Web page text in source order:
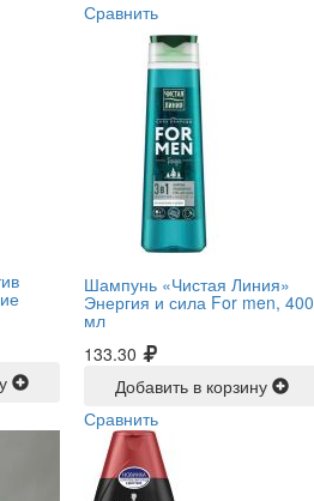
Сравнить
Шампунь «Чистая Линия»
Энергия и сила For men, 400
мл
133.30
Добавить в корзину
Сравнить